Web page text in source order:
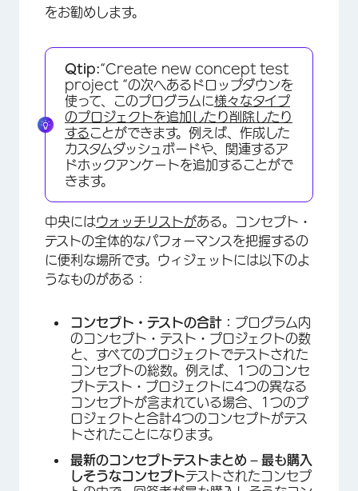
×
をお勧めします。
Qtip:“Create new concept test
project “の次へあるドロップダウンを
使って、このプログラムに様々なタイプ
のプロジェクトを追加したり削除したり
することができます。例えば、作成した
カスタムダッシュボードや、関連するア
ドホックアンケートを追加することがで
きます。
中央にはウォッチリストがある。コンセプト・
テストの全体的なパフォーマンスを把握するの
に便利な場所です。ウィジェットには以下のよ
うなものがある：
コンセプト・テストの合計： プログラム内
のコンセプト・テスト・プロジェクトの数
と、すべてのプロジェクトでテストされた
コンセプトの総数。例えば、1つのコンセ
プトテスト・プロジェクトに4つの異なる
コンセプトが含まれている場合、1つのプ
ロジェクトと合計4つのコンセプトがテス
トされたことになります。
最新のコンセプトテストまとめ – 最も購入
しそうなコンセプトテストされたコンセプ